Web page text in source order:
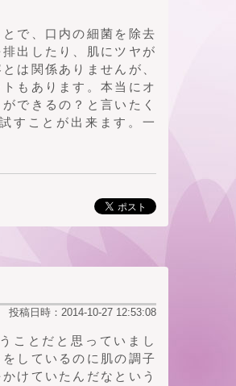
で、口内の細菌を除去
出したり、肌にツヤが
は関係ありませんが、
もあります。本当にオ
できるの？と言いたく
すことが出来ます。一
投稿日時：2014-10-27 12:53:08
ことだと思っていまし
しているのに肌の調子
けていたんだなという